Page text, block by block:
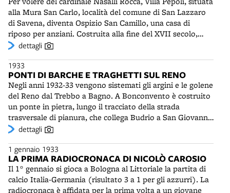
Adriano Marabini (1897-1975), allievo di Edoardo
Collamarini, edifica nel 1933 la Casa del Fascio, con la
Torre Littoria che spicca sulla via Emilia. La decorazione
muraria di mattoni in rilievo riporta l'iscrizione della
Decima Legio, cioè della federazione fascista bolognese.
Ai lati dell'ingresso vi sono due pilastri ornati da
bassorilievi di Amleto Beghelli. Sul portale sarà posta una
lapide con parte del discorso pronunciato nel 1936 da
Mussolini, in occasione della proclamazione dell'Impero.
alla Mura San Carlo, località del comune di San Lazzaro
di Savena, diventa Ospizio San Camillo, una casa di
riposo per anziani. Costruita alla fine del XVII secolo,
passata poi a varie nobili famiglie bolognesi, nel 1862 è
ha fatto modificare la struttura - con l’aggiunta al corpo
centrale di due ali - per adattarla come villeggiatura dei
seminaristi. Nell'inverno 1943-1944 vi saranno trasferite
alcune sezioni dell'Ospedale Maggiore. Danneggiata dai
bombardamenti, servirà come rifugio per famiglie di
sfollati. Dal 1962 al 1973 ospiterà uno studentato
teologico dei Padri Agostiniani. Sarà quindi adattata a
ospedale per lungodegenti e infine utilizzata come
Centro di salute mentale dall'Azienda USL di Bologna.
dettagli
1933
PONTI DI BARCHE E TRAGHETTI SUL RENO
Negli anni 1932-33 vengono sistemati gli argini e le golene
del Reno dal Trebbo a Bagno. A Bonconvento è costruito
un ponte in pietra, lungo il tracciato della strada
trasversale di pianura, che collega Budrio a San Giovanni
in Persiceto. Il ponte segna la fine dell'uso dei traghetti di
Bonconvento rimane in funzione solo il traghetto al
Passo del Trebbo. Qui la famiglia Muzzi Marcheselli
costruisce un ponte di barche di ferro in grado di
sostenere il transito di automobili. Vengono
dettagli
1 gennaio 1933
LA PRIMA RADIOCRONACA DI NICOLÒ CAROSIO
Il 1° gennaio si gioca a Bologna al Littoriale la partita di
calcio Italia-Germania (risultato 3 a 1 per gli azzurri). La
radiocronaca è affidata per la prima volta a un giovane